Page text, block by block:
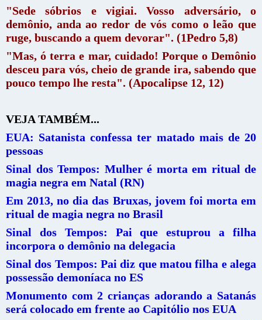
"Sede sóbrios e vigiai. Vosso adversário, o
demônio, anda ao redor de vós como o leão que
ruge, buscando a quem devorar". (1Pedro 5,8)
"Mas, ó terra e mar, cuidado! Porque o Demônio
desceu para vós, cheio de grande ira, sabendo que
pouco tempo lhe resta". (Apocalipse 12, 12)
VEJA TAMBÉM...
EUA: Satanista confessa ter matado mais de 20
pessoas
Sinal dos Tempos: Mulher é morta em ritual de
magia negra em Natal (RN)
Em 2013, no dia das Bruxas, jovem foi morta em
ritual de magia negra no Brasil
Sinal dos Tempos: Pai que estuprou a filha
incorpora o demônio na delegacia
Sinal dos Tempos: Pai diz que matou filha e alega
possessão demoníaca no ES
Monumento com 2 crianças adorando a Satanás
será colocado em frente ao Capitólio nos EUA